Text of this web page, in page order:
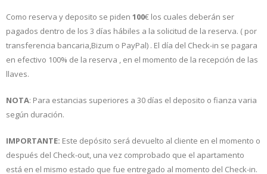
Como reserva y deposito se piden 100€ los cuales deberán ser
pagados dentro de los 3 días hábiles a la solicitud de la reserva. ( por
transferencia bancaria,Bizum o PayPal) . El día del Check-in se pagara
en efectivo 100% de la reserva , en el momento de la recepción de las
llaves.
NOTA: Para estancias superiores a 30 días el deposito o fianza varia
según duración.
IMPORTANTE: Este depósito será devuelto al cliente en el momento o
después del Check-out, una vez comprobado que el apartamento
está en el mismo estado que fue entregado al momento del Check-in.